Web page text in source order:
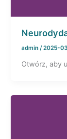
admin/2025-
Otwórz, aby